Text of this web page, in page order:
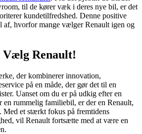
til de kører væk i deres nye bil, er det
kundetilfredshed. Denne positive
af, hvorfor mange vælger Renault igen og
Renault!
der kombinerer innovation,
på en måde, der gør det til en
Uanset om du er på udkig efter en
rummelig familiebil, er der en Renault,
Med et stærkt fokus på fremtidens
vil Renault fortsætte med at være en